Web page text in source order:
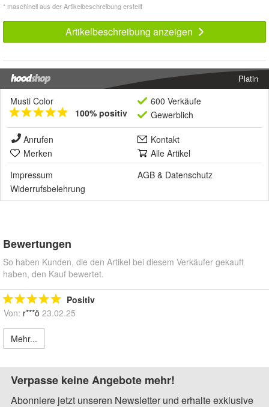
* maschinell aus der Artikelbeschreibung erstellt
Artikelbeschreibung anzeigen
Platin
Musti Color
100% positiv
600 Verkäufe
Gewerblich
Anrufen
Kontakt
Merken
Alle Artikel
Impressum
AGB & Datenschutz
Widerrufsbelehrung
Bewertungen
So haben Kunden, die den Artikel bei diesem Verkäufer gekauft
haben, den Kauf bewertet.
Positiv
Von: r***ö 23.02.25
Mehr...
Verpasse keine Angebote mehr!
Abonniere jetzt unseren Newsletter und erhalte exklusive